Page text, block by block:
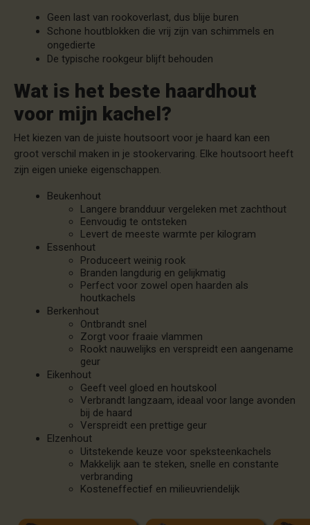
Geen last van rookoverlast, dus blije buren
Schone houtblokken die vrij zijn van schimmels en
ongedierte
De typische rookgeur blijft behouden
Wat is het beste haardhout
voor mijn kachel?
Het kiezen van de juiste houtsoort voor je haard kan een
groot verschil maken in je stookervaring. Elke houtsoort heeft
zijn eigen unieke eigenschappen.
Beukenhout
Langere brandduur vergeleken met zachthout
Eenvoudig te ontsteken
Levert de meeste warmte per kilogram
Essenhout
Produceert weinig rook
Branden langdurig en gelijkmatig
Perfect voor zowel open haarden als
houtkachels
Berkenhout
Ontbrandt snel
Zorgt voor fraaie vlammen
Rookt nauwelijks en verspreidt een aangename
geur
Eikenhout
Geeft veel gloed en houtskool
Verbrandt langzaam, ideaal voor lange avonden
bij de haard
Verspreidt een prettige geur
Elzenhout
Uitstekende keuze voor speksteenkachels
Makkelijk aan te steken, snelle en constante
verbranding
Kosteneffectief en milieuvriendelijk